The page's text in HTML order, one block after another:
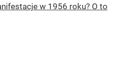
w 1956 roku? O to